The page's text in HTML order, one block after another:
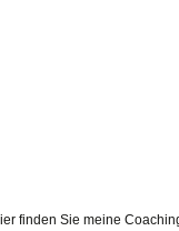
finden Sie meine